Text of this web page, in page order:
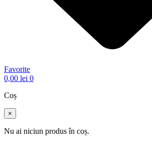
Favorite
0,00 lei 0
Coș
×
Nu ai niciun produs în coș.